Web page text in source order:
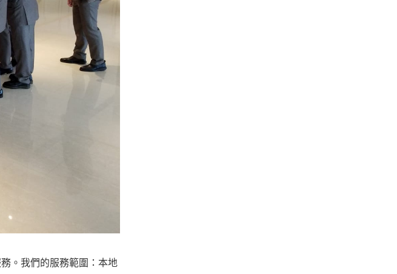
。我們的服務範圍：本地